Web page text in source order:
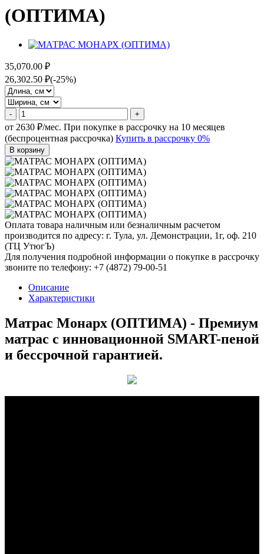
(ОПТИМА)
35,070.00 ₽
26,302.50 ₽(-25%)
- +
от 2630 ₽/мес. При покупке в рассрочку на 10 месяцев
(беспроцентная рассрочка) Купить в рассрочку 0%
В корзину
Оплата товара наличным или безналичным расчетом
производится по адресу: г. Тула, ул. Демонстрации, 1г, оф. 210
(ТЦ УтюгЪ)
Для получения подробной информации о покупке в рассрочку
звоните по телефону: +7 (4872) 79-00-51
Описание
Характеристики
Матрас Монарх (ОПТИМА) - Премиум
матрас с инновационной SMART-пеной
и бессрочной гарантией.